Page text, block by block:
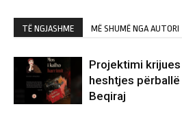
TË NGJASHME MË SHUMË NGA AUTORI
Projektimi
heshtjes
Beqiraj